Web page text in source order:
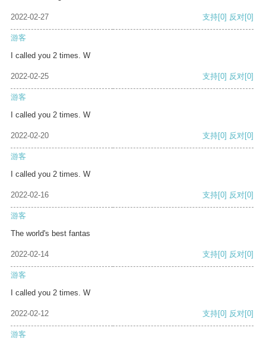
2022-02-27 支持[0] 反对[0]
游客
I called you 2 times. W
2022-02-25 支持[0] 反对[0]
游客
I called you 2 times. W
2022-02-20 支持[0] 反对[0]
游客
I called you 2 times. W
2022-02-16 支持[0] 反对[0]
游客
The world's best fantas
2022-02-14 支持[0] 反对[0]
游客
I called you 2 times. W
2022-02-12 支持[0] 反对[0]
游客